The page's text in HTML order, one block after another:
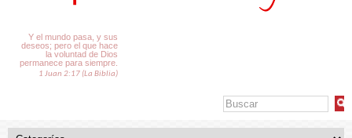
Y el mundo pasa, y sus
deseos; pero el que hace
la voluntad de Dios
permanece para siempre.
1 Juan 2:17 (La Biblia)